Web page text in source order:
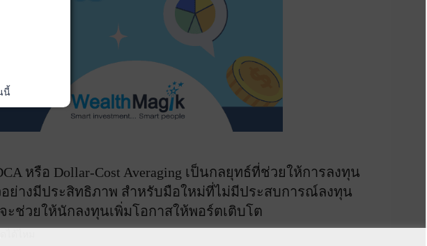
หรือ Dollar-Cost Averaging เป็นกลยุทธ์ที่ช่วยให้การลงทุน
ย่างมีประสิทธิภาพ สำหรับมือใหม่ที่ไม่มีประสบการณ์ลงทุน
ะช่วยให้นักลงทุนเพิ่มโอกาสให้พอร์ตเติบโต
นี้